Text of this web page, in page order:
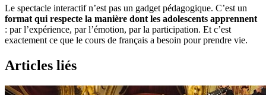
Le spectacle interactif n’est pas un gadget pédagogique. C’est un
format qui respecte la manière dont les adolescents apprennent
: par l’expérience, par l’émotion, par la participation. Et c’est
exactement ce que le cours de français a besoin pour prendre vie.
Articles liés